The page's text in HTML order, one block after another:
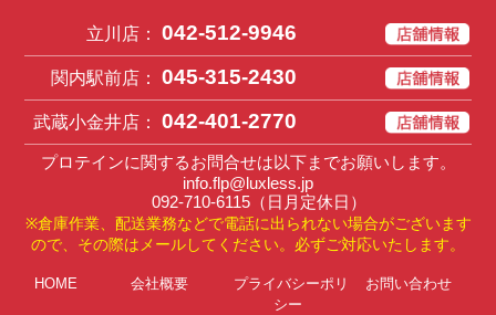
立川店： 042-512-9946
関内駅前店： 045-315-2430
武蔵小金井店： 042-401-2770
プロテインに関するお問合せは以下までお願いします。
info.flp@luxless.jp
092-710-6115（日月定休日）
※倉庫作業、配送業務などで電話に出られない場合がございます
ので、その際はメールしてください。必ずご対応いたします。
HOME 会社概要
プライバシーポリ
シー
お問い合わせ